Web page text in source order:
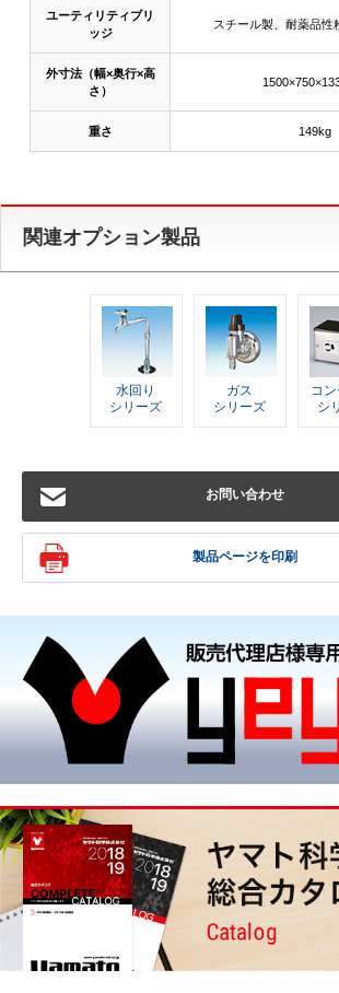
ユーティリティブリ
ッジ
スチール製、耐薬品性
外寸法（幅×奥行×高
さ）
重さ 149kg
関連オプション製品
水回り
シリーズ
ガス
シリーズ
コ
シ
お問い合わせ
製品ページを印刷